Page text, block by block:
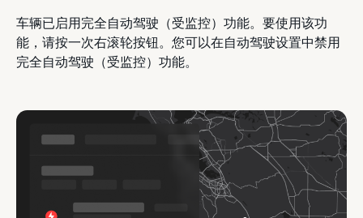
车辆已启用完全自动驾驶（受监控）功能。要使用该功
能，请按一次右滚轮按钮。您可以在自动驾驶设置中禁用
完全自动驾驶（受监控）功能。